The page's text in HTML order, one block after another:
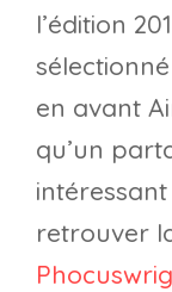
l’édition
en avant
qu’un
retrouver